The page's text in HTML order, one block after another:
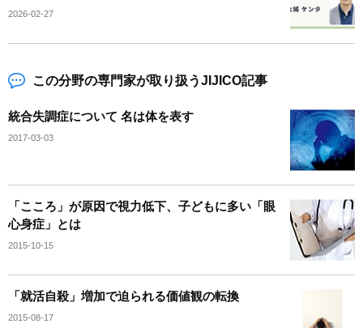
2026-02-27
この分野の専門家が取り扱うJIJICO記事
統合失調症について 名は体を表す
2017-03-03
「こころ」が原因で視力低下、子どもに多い「眼
心身症」とは
2015-10-15
「就活自殺」増加で迫られる価値観の転換
2015-08-17